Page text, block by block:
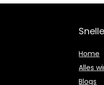
Home
Alles
Blogs